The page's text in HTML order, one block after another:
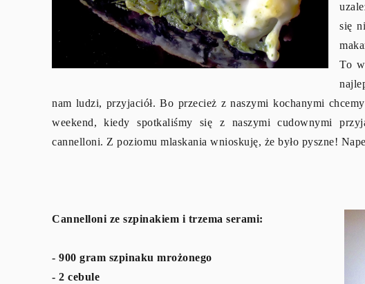
się
To
nam ludzi, przyjaciół. Bo przecież z naszymi kochanymi
weekend, kiedy spotkaliśmy się z naszymi cudownymi
cannelloni. Z poziomu mlaskania wnioskuję, że było pyszne!
Cannelloni ze szpinakiem i trzema serami:
- 900 gram szpinaku mrożonego
- 2 cebule